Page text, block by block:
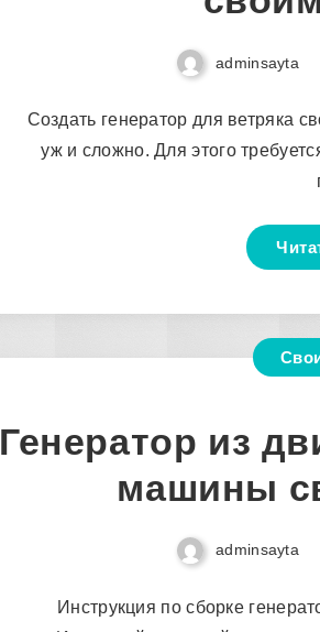
adminsayta
Создать генератор для ветряка
уж и сложно. Для этого
Генератор из
машины
adminsayta
Инструкция по сборке